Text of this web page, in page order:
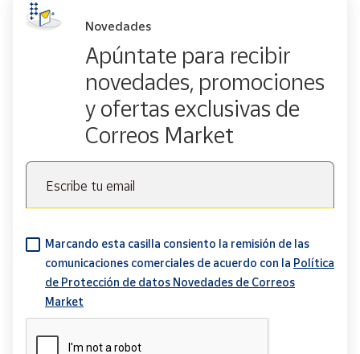
Novedades
Apúntate para recibir
novedades, promociones
y ofertas exclusivas de
Correos Market
Escribe tu email
Marcando esta casilla consiento la remisión de las
comunicaciones comerciales de acuerdo con la Política
de Protección de datos Novedades de Correos
Market